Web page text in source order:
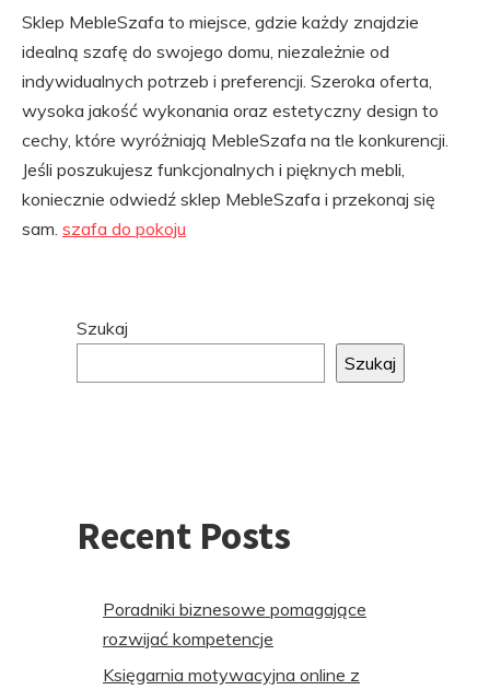
Sklep MebleSzafa to miejsce, gdzie każdy znajdzie
idealną szafę do swojego domu, niezależnie od
indywidualnych potrzeb i preferencji. Szeroka oferta,
wysoka jakość wykonania oraz estetyczny design to
cechy, które wyróżniają MebleSzafa na tle konkurencji.
Jeśli poszukujesz funkcjonalnych i pięknych mebli,
koniecznie odwiedź sklep MebleSzafa i przekonaj się
sam. szafa do pokoju
Przejdź
stopki
Szukaj
Szukaj
Recent Posts
Poradniki biznesowe pomagające
rozwijać kompetencje
Księgarnia motywacyjna online z